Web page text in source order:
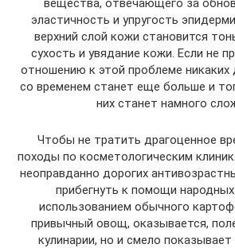
эластичность и упругость
верхний слой кожи становится
сухость и увядание кожи. Если не
отношению к этой проблеме
со временем станет еще больше и
них станет намного
Чтобы не тратить драгоценное
походы по косметологическим
неоправданно дорогих
прибегнуть к помощи
использованием обычного
привычный овощ, оказывается,
кулинарии, но и смело